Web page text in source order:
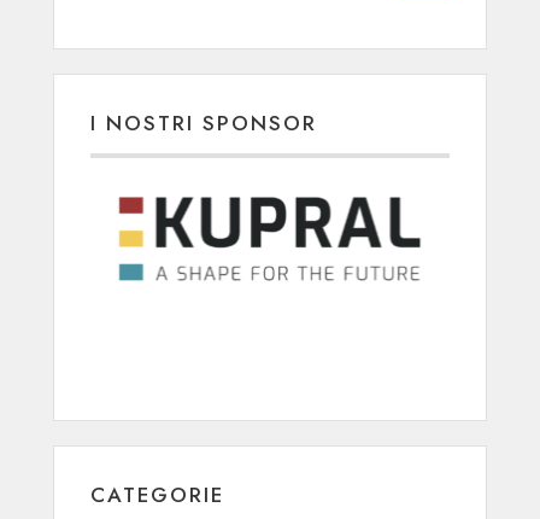
I NOSTRI SPONSOR
CATEGORIE